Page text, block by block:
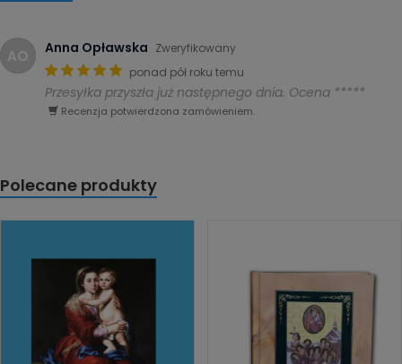
AO Anna Opławska Zweryfikowany
ponad pół roku temu
Przesyłka przyszła już następnego dnia. Ocena *****
Recenzja potwierdzona zamówieniem.
Polecane produkty